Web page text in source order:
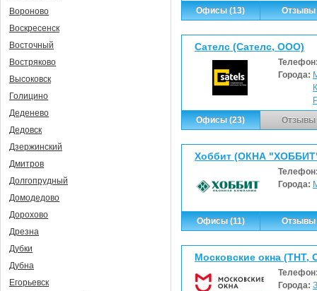
Офисы (13) Отзывы
Сателс (Сателс, ООО)
Города:
Офисы (23)
Отзывы
Хоббит (ОКНА
Города:
Офисы (11) Отзывы
Московские окна (ТНТ,
Города:
Вороново
Воскресенск
Восточный
Востряково
Высоковск
Голицино
Деденево
Дедовск
Дзержинский
Дмитров
Долгопрудный
Домодедово
Дорохово
Дрезна
Дубки
Дубна
Егорьевск